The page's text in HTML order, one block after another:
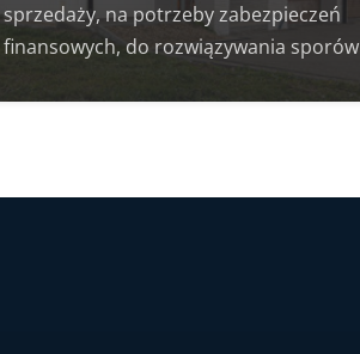
sprzedaży, na potrzeby zabezpieczeń
finansowych, do rozwiązywania sporów